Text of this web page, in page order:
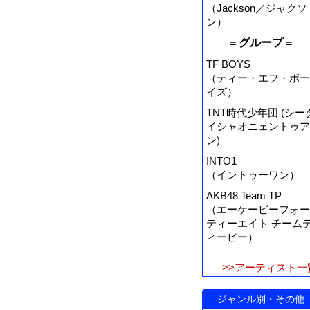
（Jackson／ジャクソ
ン）
= グループ =
TF BOYS
（ティー・エフ・ボー
イズ）
TNT時代少年団 (シー
イシャオニェントゥア
ン)
INTO1
（イントゥーワン）
AKB48 Team TP
（エーケービーフォー
ティーエイト チーム
ィーピー）
>>アーティスト一
ジャンル別・その他